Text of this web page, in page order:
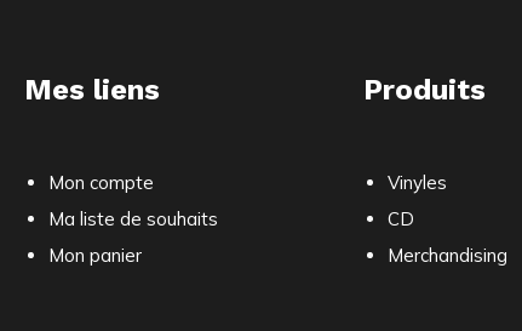
Mes liens
Mon compte
Ma liste de souhaits
Mon panier
Produits
Vinyles
CD
Merchandising